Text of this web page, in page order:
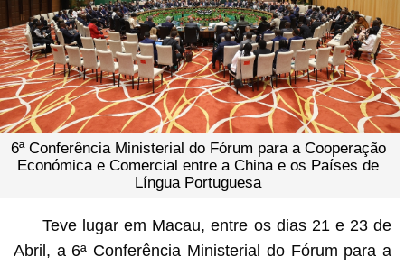
6ª Conferência Ministerial do Fórum para a Cooperação
Económica e Comercial entre a China e os Países de
Língua Portuguesa
Teve lugar em Macau, entre os dias 21 e 23 de
Abril, a 6ª Conferência Ministerial do Fórum para a